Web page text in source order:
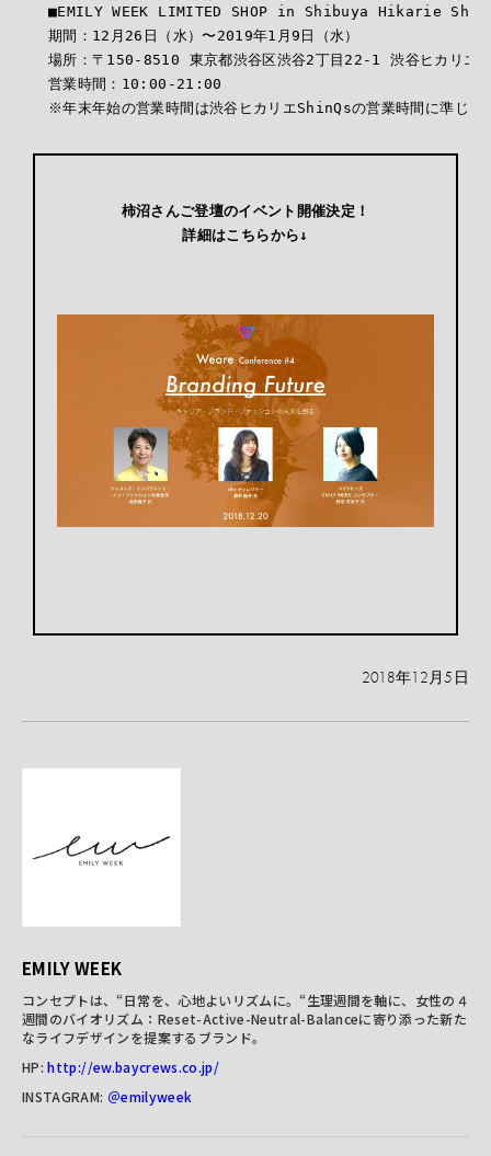
■EMILY WEEK LIMITED SHOP in Shibuya Hikarie
期間：12月26日（水）〜2019年1月9日（水）
場所：〒150-8510 東京都渋谷区渋谷2丁目22-1 渋谷ヒカリエ
営業時間：10:00-21:00
※年末年始の営業時間は渋谷ヒカリエShinQsの営業時間に準じま
柿沼さんご登壇のイベント開催決定！
詳細はこちらから↓
2018年12月5日
EMILY WEEK
コンセプトは、“日常を、心地よいリズムに。“生理週間を軸に、女性の４
週間のバイオリズム： Reset-Active-Neutral-Balanceに寄り添った新た
なライフデザインを提案するブランド。
HP: http://ew.baycrews.co.jp/
INSTAGRAM: ＠emilyweek